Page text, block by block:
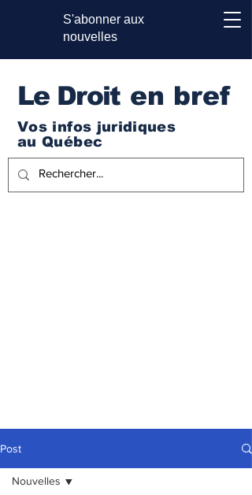
S'abonner aux
nouvelles
Le Droit en bref
Vos infos juridiques
au Québec
Post
Nouvelles